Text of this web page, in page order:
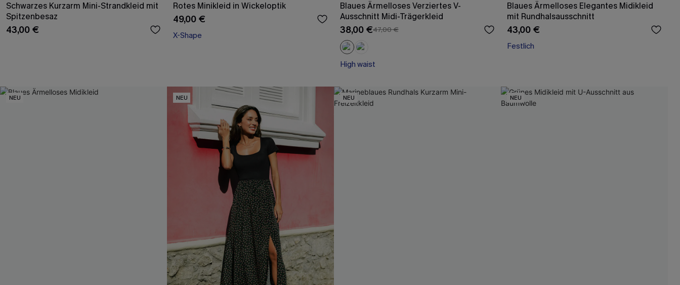
Schwarzes Kurzarm Mini-Strandkleid mit
Spitzenbesaz
43,00 €
Rotes Minikleid in Wickeloptik
49,00 €
X-Shape
Blaues Ärmelloses Verziertes V-
Ausschnitt Midi-Trägerkleid
38,00 €47,00 €
High waist
Blaues Ärmelloses Elegantes Midikleid
mit Rundhalsausschnitt
43,00 €
Festlich
NEU NEU NEU NEU